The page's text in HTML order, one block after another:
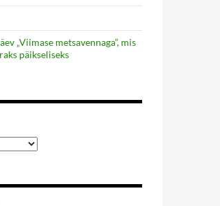
„Viimase metsavennaga”, mis
päikseliseks